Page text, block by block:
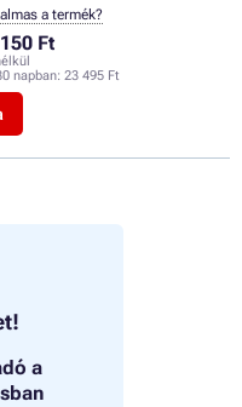
a
Ft
napban: 23 495 Ft
a termék?